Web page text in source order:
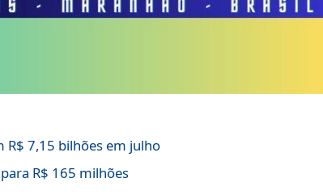
7,15 bilhões em julho
R$ 165 milhões